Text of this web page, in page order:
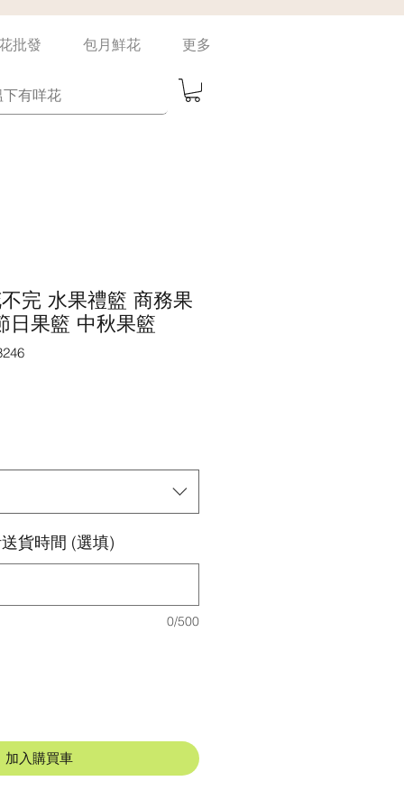
批發 包月鮮花 更多
完 水果禮籃 商務果
日果籃 中秋果籃
貨時間 (選填)
0/500
加入購買車